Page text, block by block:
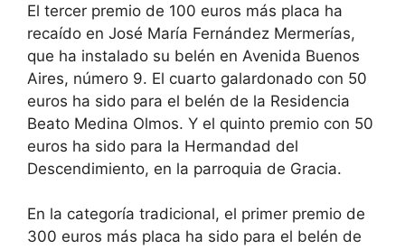
El tercer premio de 100 euros más placa ha
recaído en José María Fernández Mermerías,
que ha instalado su belén en Avenida Buenos
Aires, número 9. El cuarto galardonado con 50
euros ha sido para el belén de la Residencia
Beato Medina Olmos. Y el quinto premio con 50
euros ha sido para la Hermandad del
Descendimiento, en la parroquia de Gracia.
En la categoría tradicional, el primer premio de
300 euros más placa ha sido para el belén de